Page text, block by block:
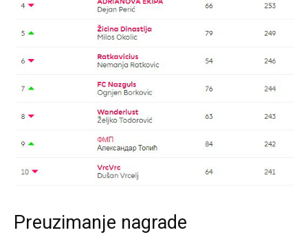
Preuzimanje nagrade